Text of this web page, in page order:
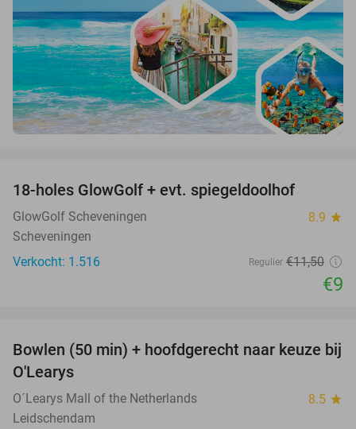
18-holes GlowGolf + evt. spiegeldoolhof
GlowGolf Scheveningen 8.9 star
Scheveningen
Verkocht: 1.516
Regulier €11,50
€9
38%
Bowlen (50 min) + hoofdgerecht naar keuze bij
O'Learys
O´Learys Mall of the Netherlands 8.5 star
Leidschendam